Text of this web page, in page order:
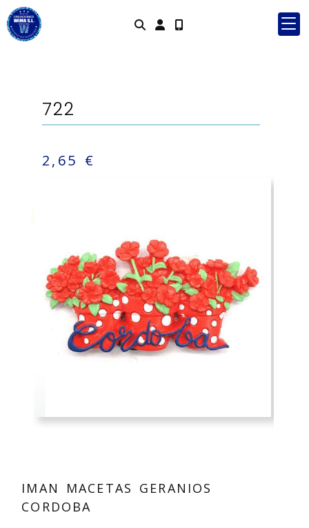
Identifícat
722
2,65 €
IMAN MACETAS GERANIOS
CORDOBA